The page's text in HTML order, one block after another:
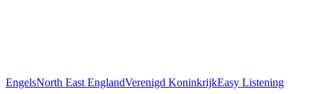
EngelsNorth East EnglandVerenigd KoninkrijkEasy Listening